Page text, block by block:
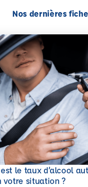
Nos dernières
le taux d’alcool
votre situation ?
plus